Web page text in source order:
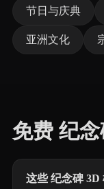
节日与庆典
亚洲文化
免费 纪
这些 纪念碑 3D